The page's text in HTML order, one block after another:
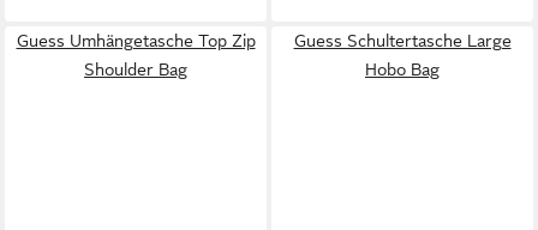
Guess Umhängetasche Top Zip
Shoulder Bag
Guess Schultertasche Large
Hobo Bag